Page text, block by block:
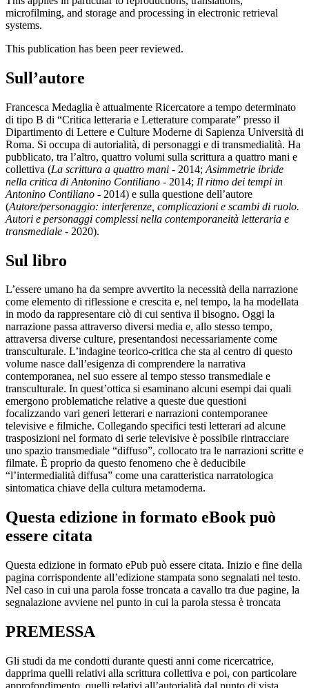
microfilming, and storage and processing in electronic retrieval
systems.
This publication has been peer reviewed.
Sull’autore
Francesca Medaglia è attualmente Ricercatore a tempo determinato
di tipo B di “Critica letteraria e Letterature comparate” presso il
Dipartimento di Lettere e Culture Moderne di Sapienza Università di
Roma. Si occupa di autorialità, di personaggi e di transmedialità. Ha
pubblicato, tra l’altro, quattro volumi sulla scrittura a quattro mani e
collettiva (La scrittura a quattro mani - 2014; Asimmetrie ibride
nella critica di Antonino Contiliano - 2014; Il ritmo dei tempi in
Antonino Contiliano - 2014) e sulla questione dell’autore
(Autore/personaggio: interferenze, complicazioni e scambi di ruolo.
Autori e personaggi complessi nella contemporaneità letteraria e
transmediale - 2020).
Sul libro
L’essere umano ha da sempre avvertito la necessità della narrazione
come elemento di riflessione e crescita e, nel tempo, la ha modellata
in modo da rappresentare ciò di cui sentiva il bisogno. Oggi la
narrazione passa attraverso diversi media e, allo stesso tempo,
attraversa diverse culture, presentandosi necessariamente come
transculturale. L’indagine teorico-critica che sta al centro di questo
volume nasce dall’esigenza di comprendere la narrativa
contemporanea, nel suo essere al tempo stesso transmediale e
transculturale. In quest’ottica si esaminano alcuni esempi dai quali
emergono problematiche relative a queste due questioni
focalizzando vari generi letterari e narrazioni contemporanee
televisive e filmiche. Collegando specifici testi letterari ad alcune
trasposizioni nel formato di serie televisive è possibile rintracciare
uno spazio transmediale “diffuso”, collocato tra le narrazioni scritte e
filmate. È proprio da questo fenomeno che è deducibile
“l’intermedialità diffusa” come una caratteristica narratologica
sintomatica chiave della cultura metamoderna.
Questa edizione in formato eBook può
essere citata
Questa edizione in formato ePub può essere citata. Inizio e fine della
pagina corrispondente all’edizione stampata sono segnalati nel testo.
Nel caso in cui una parola fosse troncata a cavallo tra due pagine, la
segnalazione avviene nel punto in cui la parola stessa è troncata
PREMESSA
Gli studi da me condotti durante questi anni come ricercatrice,
dapprima quelli relativi alla scrittura collettiva e poi, con particolare
approfondimento, quelli relativi all’autorialità dal punto di vista